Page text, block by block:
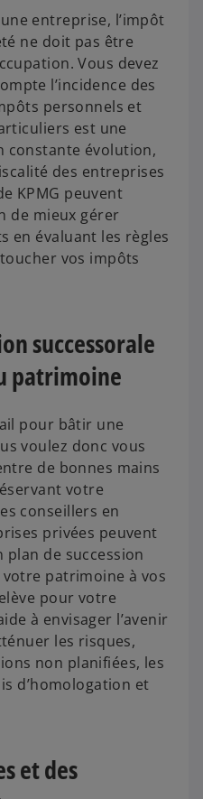
entreprise, l’impôt
ne doit pas être
Vous devez
l’incidence des
personnels et
est une
constante évolution,
des entreprises
KPMG peuvent
de mieux gérer
en évaluant les règles
vos impôts
successorale
patrimoine
pour bâtir une
voulez donc vous
de bonnes mains
votre
conseillers en
privées peuvent
de succession
patrimoine à vos
pour votre
à envisager l’avenir
les risques,
non planifiées, les
d’homologation et
et des